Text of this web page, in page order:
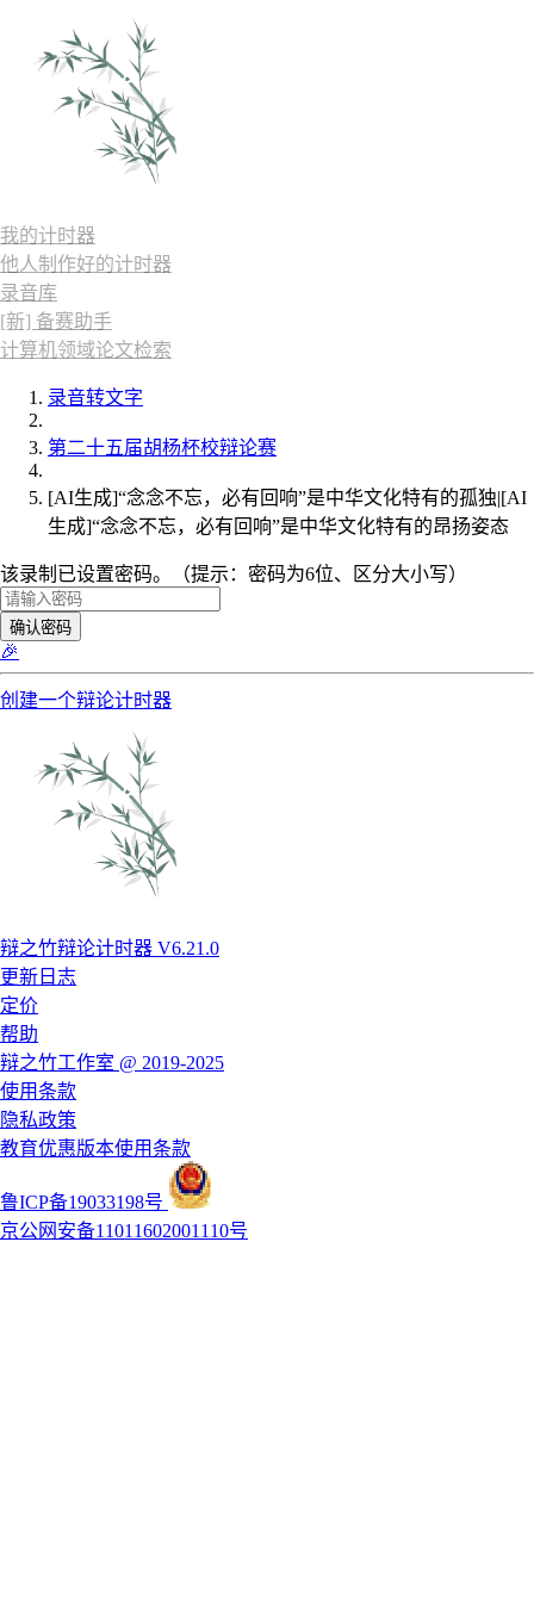
我的计时器
他人制作好的计时器
录音库
[新] 备赛助手
计算机领域论文检索
录音转文字
第二十五届胡杨杯校辩论赛
[AI生成]“念念不忘，必有回响”是中华文化特有的孤独|[AI
生成]“念念不忘，必有回响”是中华文化特有的昂扬姿态
该录制已设置密码。（提示：密码为6位、区分大小写）
确认密码
🎉
创建一个辩论计时器
辩之竹辩论计时器 V6.21.0
更新日志
定价
帮助
辩之竹工作室 @ 2019-2025
使用条款
隐私政策
教育优惠版本使用条款
鲁ICP备19033198号
京公网安备11011602001110号